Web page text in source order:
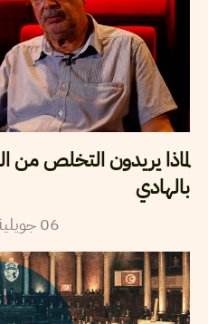
لماذا يريدون التخلص من
بالهادي
06